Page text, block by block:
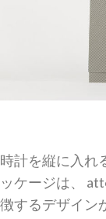
時計を縦に入れ
ッケージは、
徴するデザイン